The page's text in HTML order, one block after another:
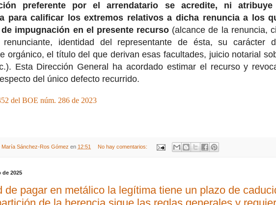
preferente por el arrendatario se acredite, ni
para calificar los extremos relativos a dicha renuncia a los
impugnación en el presente recurso (alcance de la renuncia,
renunciante, identidad del representante de ésta, su carácter
orgánico, el título del que derivan esas facultades, juicio notarial
Esta Dirección General ha acordado estimar el recurso y
del único defecto recurrido.
del BOE núm. 286 de 2023
María Sánchez-Ros Gómez en 12:51 No hay comentarios:
de 2025
de pagar en metálico la legítima tiene un plazo de